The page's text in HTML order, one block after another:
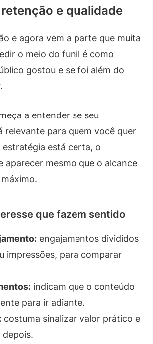
e qualidade
e agora vem a parte que muita
o meio do funil é como
gostou e se foi além do
a entender se seu
relevante para quem você quer
estratégia está certa, o
aparecer mesmo que o alcance
que fazem sentido
engajamentos divididos
impressões, para comparar
indicam que o conteúdo
para ir adiante.
costuma sinalizar valor prático e